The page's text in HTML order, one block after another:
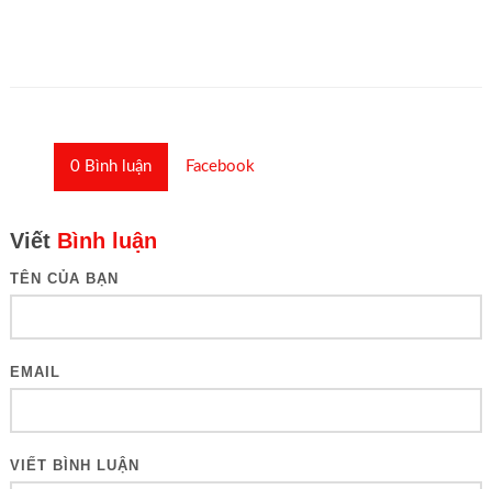
0Bình luận Facebook
Viết Bình luận
TÊN CỦA BẠN
EMAIL
VIẾT BÌNH LUẬN